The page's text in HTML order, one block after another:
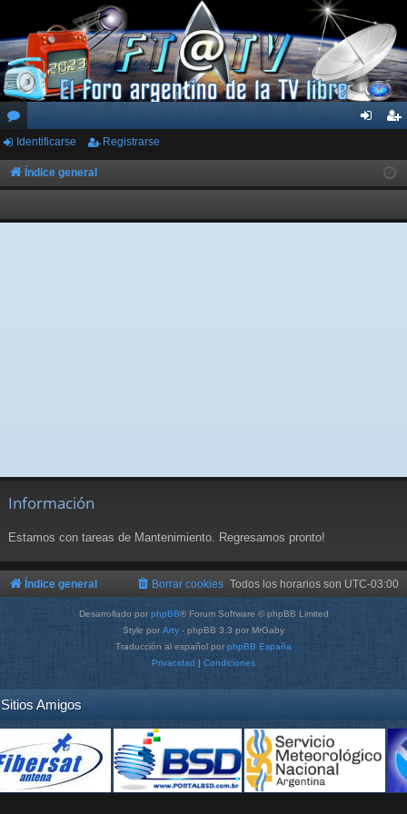
or
os
ar
ist
rs
Identificarse Registrarse
Índice general
Información
Estamos con tareas de Mantenimiento. Regresamos pronto!
Índice general Todos los horarios son UTC-03:00
Borrar cookies
Desarrollado por phpBB® Forum Software © phpBB Limited
Style por Arty - phpBB 3.3 por MrGaby
Traducción al español por phpBB España
Privacidad | Condiciones
Sitios Amigos